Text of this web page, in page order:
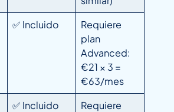
✅ Incluido
Requiere
plan
Advanced:
€21 × 3 =
€63/mes
✅ Incluido
Requiere